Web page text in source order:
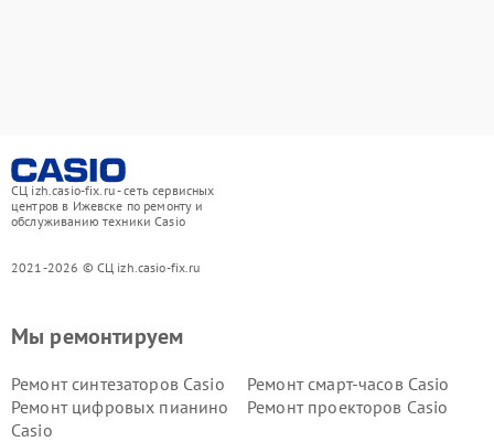
СЦ izh.casio-fix.ru - сеть сервисных
центров в Ижевске по ремонту и
обслуживанию техники Casio
2021-2026 © СЦ izh.casio-fix.ru
Мы ремонтируем
Ремонт синтезаторов Casio
Ремонт смарт-часов Casio
Ремонт цифровых пианино
Casio
Ремонт проекторов Casio